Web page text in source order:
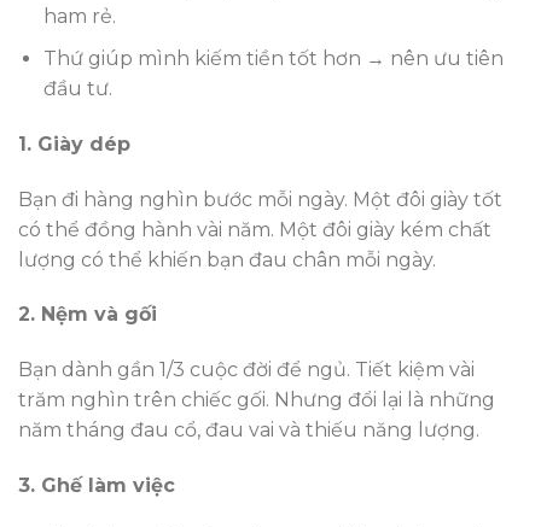
ham rẻ.
Thứ giúp mình kiếm tiền tốt hơn → nên ưu tiên
đầu tư.
1. Giày dép
Bạn đi hàng nghìn bước mỗi ngày. Một đôi giày tốt
có thể đồng hành vài năm. Một đôi giày kém chất
lượng có thể khiến bạn đau chân mỗi ngày.
2. Nệm và gối
Bạn dành gần 1/3 cuộc đời để ngủ. Tiết kiệm vài
trăm nghìn trên chiếc gối. Nhưng đổi lại là những
năm tháng đau cổ, đau vai và thiếu năng lượng.
3. Ghế làm việc